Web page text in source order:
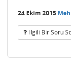
24 Ekim 2015
Ilgili Bir Soru